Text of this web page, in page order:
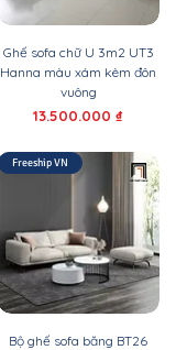
Ghế sofa chữ U 3m2 UT3
Hanna màu xám kèm đôn
vuông
Giá
13.500.000 ₫
Freeship VN
Bộ ghế sofa băng BT26